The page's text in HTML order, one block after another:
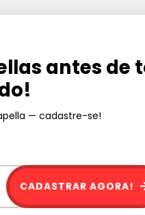
antes de
— cadastre-se!
CADASTRAR AGORA!